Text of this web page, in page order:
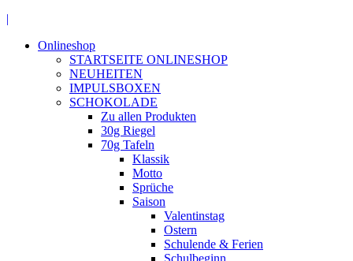
opens
|
Onlineshop
STARTSEITE ONLINESHOP
NEUHEITEN
IMPULSBOXEN
SCHOKOLADE
Zu allen Produkten
30g Riegel
70g Tafeln
Klassik
Motto
Sprüche
Saison
Valentinstag
Ostern
Schulende & Ferien
Schulbeginn